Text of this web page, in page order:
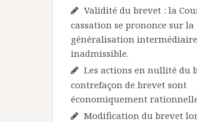
Validité du brevet : la
cassation se prononce sur la
généralisation intermédiaire
inadmissible.
Les actions en nullité du
contrefaçon de brevet sont
économiquement
Modification du brevet